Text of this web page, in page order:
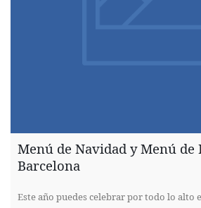
Menú de Navidad y Menú de
Barcelona
Este año puedes celebrar por todo lo alto